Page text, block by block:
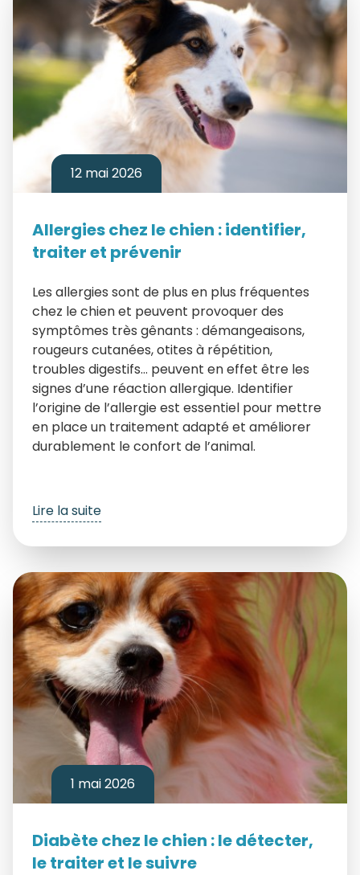
12 mai 2026
Allergies chez le chien : identifier,
traiter et prévenir
Les allergies sont de plus en plus fréquentes
chez le chien et peuvent provoquer des
symptômes très gênants : démangeaisons,
rougeurs cutanées, otites à répétition,
troubles digestifs… peuvent en effet être les
signes d’une réaction allergique. Identifier
l’origine de l’allergie est essentiel pour mettre
en place un traitement adapté et améliorer
durablement le confort de l’animal.
Lire la suite
1 mai 2026
Diabète chez le chien : le détecter,
le traiter et le suivre